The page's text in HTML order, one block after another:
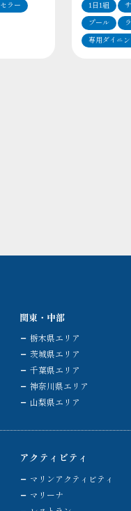
ラー 1日1組
プール
専用ダイニ
関東・中部
栃木県エリア
茨城県エリア
千葉県エリア
神奈川県エリア
山梨県エリア
アクティビティ
マリンアクティビティ
マリーナ